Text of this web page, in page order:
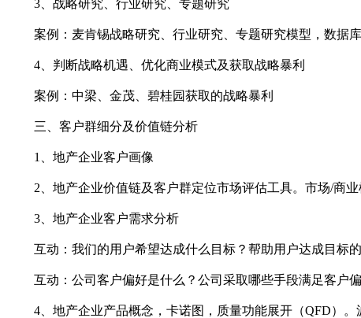
3、战略研究、行业研究、专题研究
案例：麦肯锡战略研究、行业研究、专题研究模型，数据
4、判断战略机遇、优化商业模式及获取战略暴利
案例：中梁、金茂、碧桂园获取的战略暴利
三、客户群细分及价值链分析
1、地产企业客户画像
2、地产企业价值链及客户群定位市场评估工具。市场/商业
3、地产企业客户需求分析
互动：我们的用户希望达成什么目标？帮助用户达成目标的
互动：公司客户偏好是什么？公司采取哪些手段满足客户偏
4、地产企业产品概念，卡诺图，质量功能展开（QFD）。